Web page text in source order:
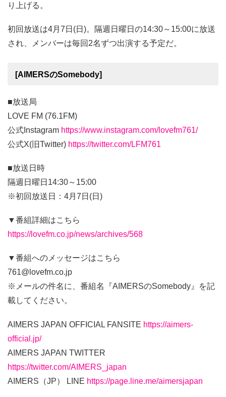
り上げる。
初回放送は4月7日(日)。隔週日曜日の14:30～15:00に放送
され、メンバーは毎回2名ずつ出演する予定だ。
[AIMERSのSomebody]
■放送局
LOVE FM (76.1FM)
公式Instagram https://www.instagram.com/lovefm761/
公式X(旧Twitter) https://twitter.com/LFM761
■放送日時
隔週日曜日14:30～15:00
※初回放送日：4月7日(日)
▼番組詳細はこちら
https://lovefm.co.jp/news/archives/568
▼番組へのメッセージはこちら
761@lovefm.co.jp
※メールの件名に、番組名『AIMERSのSomebody』を記
載してください。
AIMERS JAPAN OFFICIAL FANSITE https://aimers-
official.jp/
AIMERS JAPAN TWITTER
https://twitter.com/AIMERS_japan
AIMERS（JP） LINE https://page.line.me/aimersjapan